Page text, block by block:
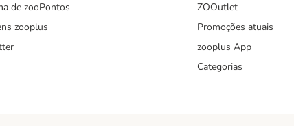
de zooPontos
zooplus
ZOOutlet
Promoções atuais
zooplus App
Categorias